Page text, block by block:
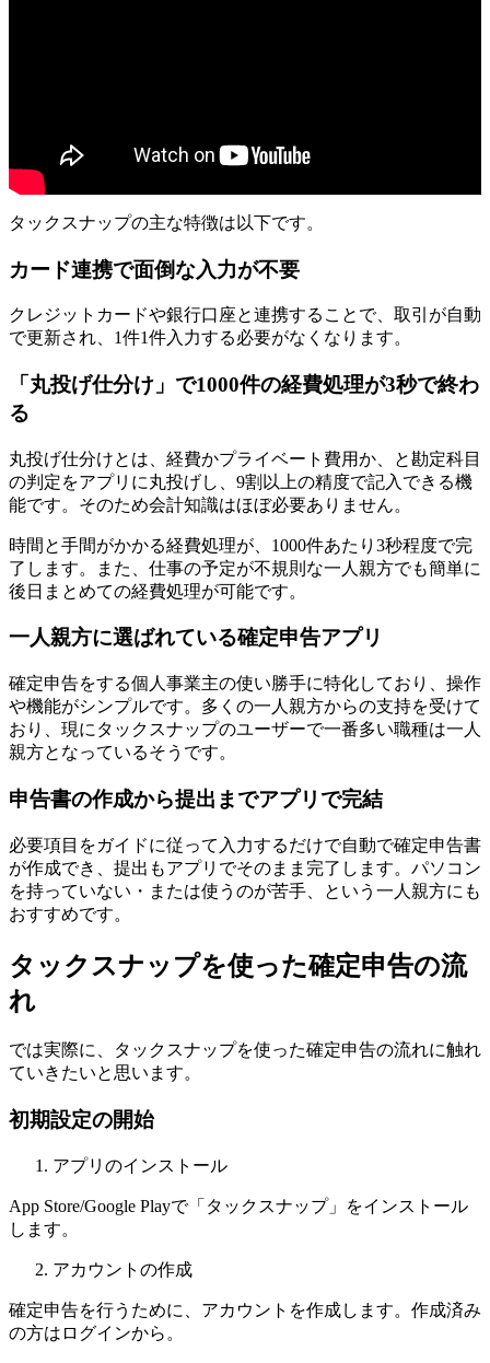
タックスナップの主な特徴は以下です。
カード連携で面倒な入力が不要
クレジットカードや銀行口座と連携することで、取引が自動
で更新され、1件1件入力する必要がなくなります。
「丸投げ仕分け」で1000件の経費処理が3秒で終わ
る
丸投げ仕分けとは、経費かプライベート費用か、と勘定科目
の判定をアプリに丸投げし、9割以上の精度で記入できる機
能です。そのため会計知識はほぼ必要ありません。
時間と手間がかかる経費処理が、1000件あたり3秒程度で完
了します。また、仕事の予定が不規則な一人親方でも簡単に
後日まとめての経費処理が可能です。
一人親方に選ばれている確定申告アプリ
確定申告をする個人事業主の使い勝手に特化しており、操作
や機能がシンプルです。多くの一人親方からの支持を受けて
おり、現にタックスナップのユーザーで一番多い職種は一人
親方となっているそうです。
申告書の作成から提出までアプリで完結
必要項目をガイドに従って入力するだけで自動で確定申告書
が作成でき、提出もアプリでそのまま完了します。パソコン
を持っていない・または使うのが苦手、という一人親方にも
おすすめです。
タックスナップを使った確定申告の流
れ
では実際に、タックスナップを使った確定申告の流れに触れ
ていきたいと思います。
初期設定の開始
アプリのインストール
App Store/Google Playで「タックスナップ」をインストール
します。
アカウントの作成
確定申告を行うために、アカウントを作成します。作成済み
の方はログインから。